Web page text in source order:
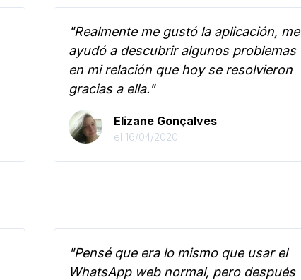
"Realmente me gustó la aplicación, me
ayudó a descubrir algunos problemas
en mi relación que hoy se resolvieron
gracias a ella."
Elizane Gonçalves
el 16/04/2020
"Pensé que era lo mismo que usar el
WhatsApp web normal, pero después